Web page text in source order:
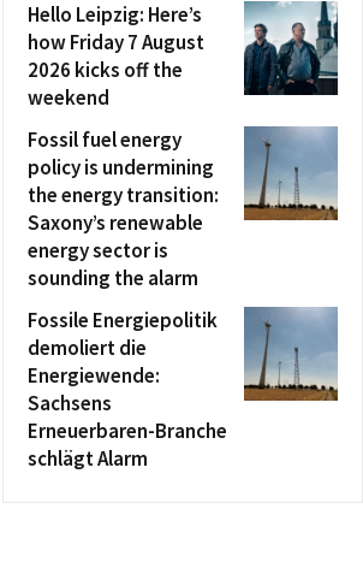
Hello Leipzig: Here’s
how Friday 7 August
2026 kicks off the
weekend
Fossil fuel energy
policy is undermining
the energy transition:
Saxony’s renewable
energy sector is
sounding the alarm
Fossile Energiepolitik
demoliert die
Energiewende:
Sachsens
Erneuerbaren-Branche
schlägt Alarm